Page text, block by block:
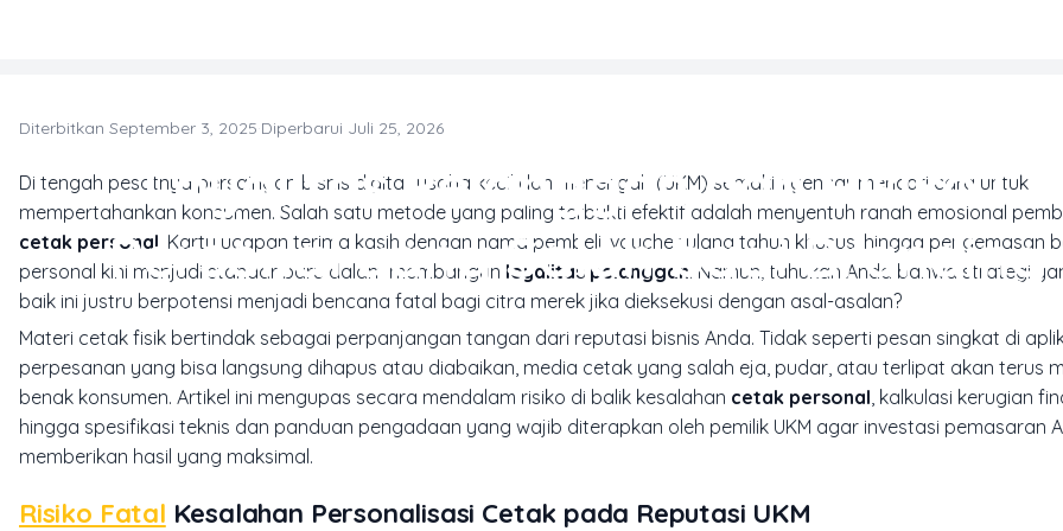
Loyalitas Pelanggan dan Risiko
Personal yang Salah bagi Branding
Diterbitkan September 3, 2025·Diperbarui Juli 25, 2026
Di tengah pesatnya persaingan bisnis digital, usaha kecil dan menengah (UKM) semakin gencar mencari cara untuk
mempertahankan konsumen. Salah satu metode yang paling terbukti efektif adalah menyentuh ranah emosional
cetak personal . Kartu ucapan terima kasih dengan nama pembeli, voucher ulang tahun khusus, hingga pengemasan
personal kini menjadi standar baru dalam membangun loyalitas pelanggan. Namun, tahukah Anda bahwa strategi
baik ini justru berpotensi menjadi bencana fatal bagi citra merek jika dieksekusi dengan asal-asalan?
Materi cetak fisik bertindak sebagai perpanjangan tangan dari reputasi bisnis Anda. Tidak seperti pesan singkat di
perpesanan yang bisa langsung dihapus atau diabaikan, media cetak yang salah eja, pudar, atau terlipat akan terus
benak konsumen. Artikel ini mengupas secara mendalam risiko di balik kesalahan cetak personal, kalkulasi kerugian
hingga spesifikasi teknis dan panduan pengadaan yang wajib diterapkan oleh pemilik UKM agar investasi pemasaran
memberikan hasil yang maksimal.
Risiko Fatal Kesalahan Personalisasi Cetak pada Reputasi UKM